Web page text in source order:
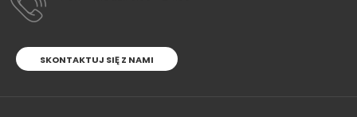
SKONTAKTUJ SIĘ Z NAMI